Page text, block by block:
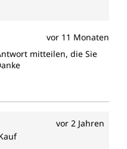
vor 11 Monaten
mitteilen, die Sie
vor 2 Jahren